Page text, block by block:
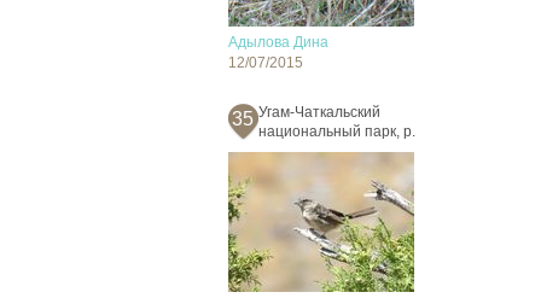
Адылова Дина
12/07/2015
35 Угам-Чаткальский
национальный парк, р.